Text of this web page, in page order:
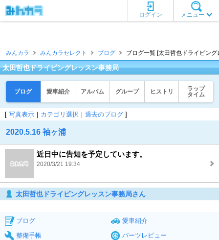
メニュー
ログイン
みんカラ みんカラセレクト ブログ ブログ一覧 [太田哲也ドライビン
太田哲也ドライビングレッスン事務局
ブログ 愛車紹介 アルバム グループ ヒストリ
ラップ
タイム
[ 写真表示 ｜ カテゴリ選択 ｜ 過去のブログ ]
2020.5.16 袖ヶ浦
近日中に告知を予定しています。
2020/3/21 19:34
太田哲也ドライビングレッスン事務局さん
ブログ
愛車紹介
整備手帳
パーツレビュー